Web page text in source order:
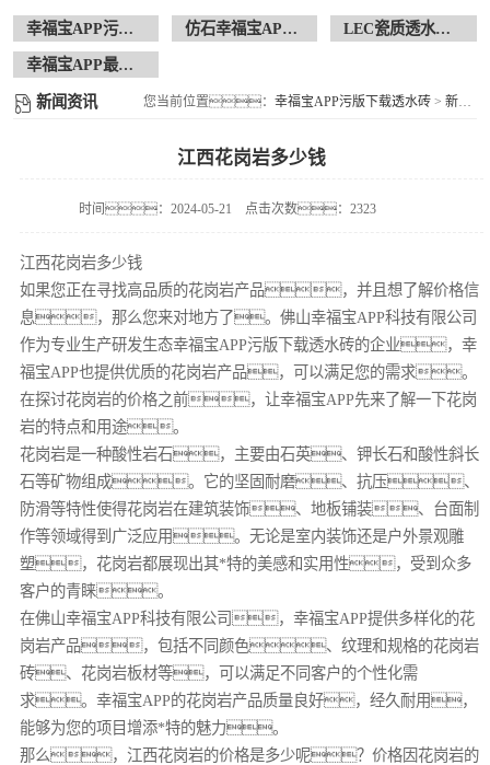
幸福宝APP污版下载透水砖 仿石幸福宝APP污版下载透水砖 LEC瓷质透水花岗岩
幸福宝APP最新地址现场案例
新闻资讯 您当前位置： 幸福宝APP污版下载透水砖> 新闻资讯
江西花岗岩多少钱
时间：2024-05-21 点击次数：2323
江西花岗岩多少钱
如果您正在寻找高品质的花岗岩产品，并且想了解价格信
息，那么您来对地方了。佛山幸福宝APP科技有限公司
作为专业生产研发生态幸福宝APP污版下载透水砖的企业，幸
福宝APP也提供优质的花岗岩产品，可以满足您的需求。
在探讨花岗岩的价格之前，让幸福宝APP先来了解一下花岗
岩的特点和用途。
花岗岩是一种酸性岩石，主要由石英、钾长石和酸性斜长
石等矿物组成。它的坚固耐磨、抗压、
防滑等特性使得花岗岩在建筑装饰、地板铺装、台面制
作等领域得到广泛应用。无论是室内装饰还是户外景观雕
塑，花岗岩都展现出其*特的美感和实用性，受到众多
客户的青睐。
在佛山幸福宝APP科技有限公司，幸福宝APP提供多样化的花
岗岩产品，包括不同颜色、纹理和规格的花岗岩
砖、花岗岩板材等，可以满足不同客户的个性化需
求。幸福宝APP的花岗岩产品质量良好，经久耐用，
能够为您的项目增添*特的魅力。
那么，江西花岗岩的价格是多少呢？价格因花岗岩的